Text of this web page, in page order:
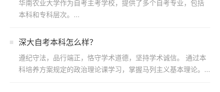
华南农业大学作为自考主考学校，提供了多个自考专业，包括
本科和专科层次。...
深大自考本科怎么样？
遵纪守法，品行端正，恪守学术道德，坚持学术诚信。 通过本
科培养方案规定的政治理论课学习，掌握马列主义基本理论。...